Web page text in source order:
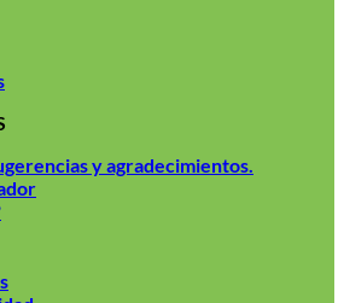
y agradecimientos.